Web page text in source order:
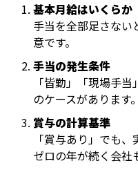
基本月給はいくらか
手当を全部足さな
意です。
手当の発生条件
「皆勤」「現場手
のケースがあります。
賞与の計算基準
「賞与あり」でも
ゼロの年が続く会社